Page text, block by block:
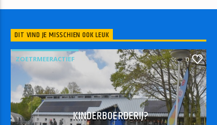
DIT VIND JE MISSCHIEN OOK LEUK
ZOETRMEERACTIEF 0
KINDERBOERDERIJ?